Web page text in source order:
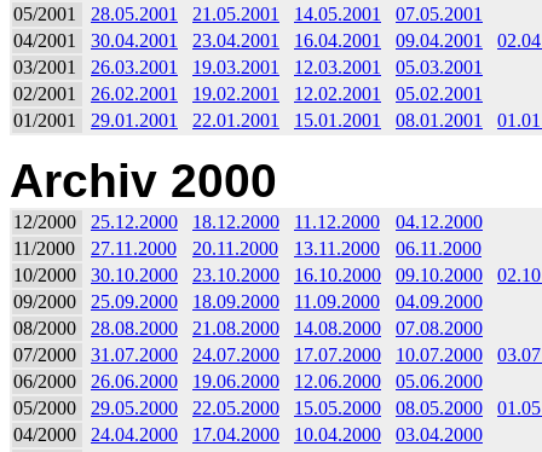
05/2001
28.05.2001 21.05.2001 14.05.2001
07.05.2001
04/2001
30.04.2001 23.04.2001 16.04.2001 09.04.2001
03/2001
26.03.2001 19.03.2001 12.03.2001
05.03.2001
02/2001
26.02.2001 19.02.2001 12.02.2001
05.02.2001
01/2001
29.01.2001 22.01.2001 15.01.2001 08.01.2001
Archiv 2000
12/2000 25.12.2000 18.12.2000 11.12.2000
04.12.2000
11/2000
27.11.2000 20.11.2000 13.11.2000
06.11.2000
10/2000
30.10.2000 23.10.2000 16.10.2000 09.10.2000
09/2000
25.09.2000 18.09.2000 11.09.2000
04.09.2000
08/2000
28.08.2000 21.08.2000 14.08.2000
07.08.2000
07/2000
31.07.2000 24.07.2000 17.07.2000 10.07.2000
06/2000
26.06.2000 19.06.2000 12.06.2000
05.06.2000
05/2000
29.05.2000 22.05.2000 15.05.2000 08.05.2000
04/2000
24.04.2000 17.04.2000 10.04.2000
03.04.2000